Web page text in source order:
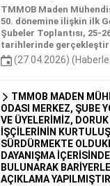
TMMOB Maden
50. dönemine ilişkin ilk
Şubeler Toplantısı, 25-
tarihlerinde
(27.04.2026)
TMMOB MADEN
ODASI MERKEZ, ŞUBE
VE ÜYELERİMİZ, DORUK
İŞÇİLERİNİN
SÜRDÜRMEKTE
DAYANIŞMA
BULUNARAK
AÇIKLAMA